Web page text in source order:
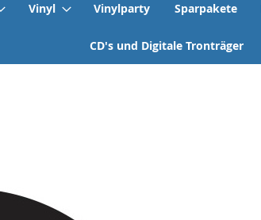
Vinyl Vinylparty Sparpakete
CD's und Digitale Tronträger